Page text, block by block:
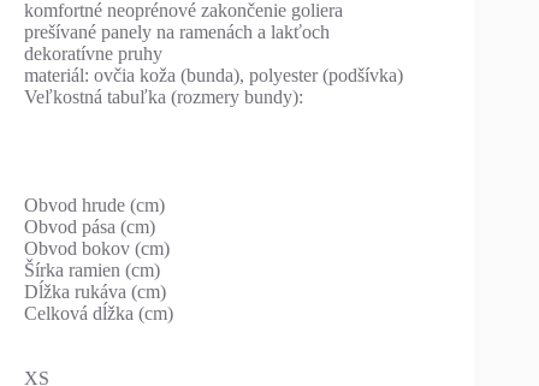
komfortné neoprénové zakončenie goliera
prešívané panely na ramenách a lakťoch
dekoratívne pruhy
materiál: ovčia koža (bunda), polyester (podšívka)
Veľkostná tabuľka (rozmery bundy):
Obvod hrude (cm)
Obvod pása (cm)
Obvod bokov (cm)
Šírka ramien (cm)
Dĺžka rukáva (cm)
Celková dĺžka (cm)
XS